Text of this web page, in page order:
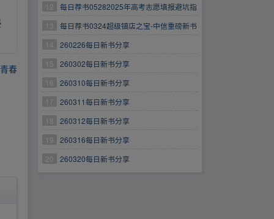
春
钱玩法合集
12
每日荐书05282025年高考志愿填报避坑指
南汇总4月份新书
13
每日荐书0324超级镇店之宝-中信重磅新书
合集今天也吸收了猫能量
14
260226每日新书分享
15
260302每日新书分享
16
260310每日新书分享
17
260311每日新书分享
18
260312每日新书分享
19
260316每日新书分享
20
260320每日新书分享